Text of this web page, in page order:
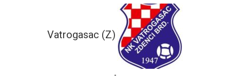
Vatrogasac (Z)
-